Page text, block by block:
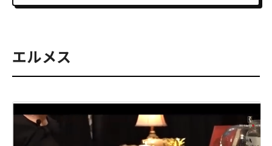
エルメス